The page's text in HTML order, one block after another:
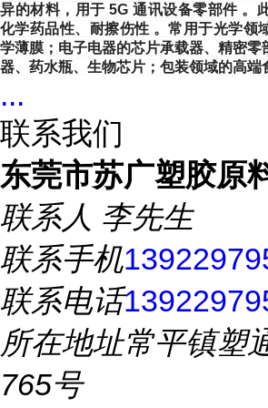
异的材料，用于 5G 通讯设备零部件 。
化学药品性、耐擦伤性 。常用于光学领
学薄膜；电子电器的芯片承载器、精密零
器、药水瓶、生物芯片；包装领域的高端
...
联系我们
东莞市苏广塑胶原
联系人 李先生
联系手机
联系电话
所在地址常平镇塑
765号